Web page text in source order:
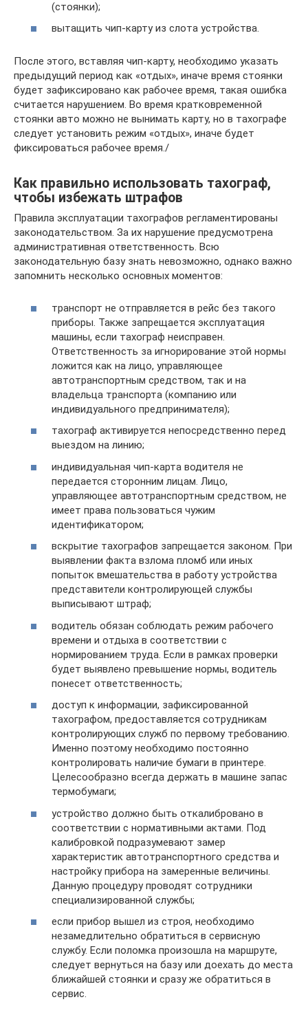
(стоянки);
вытащить чип-карту из слота устройства.
После этого, вставляя чип-карту, необходимо указать
предыдущий период как «отдых», иначе время стоянки
будет зафиксировано как рабочее время, такая ошибка
считается нарушением. Во время кратковременной
стоянки авто можно не вынимать карту, но в тахографе
следует установить режим «отдых», иначе будет
фиксироваться рабочее время./
Как правильно использовать тахограф,
чтобы избежать штрафов
Правила эксплуатации тахографов регламентированы
законодательством. За их нарушение предусмотрена
административная ответственность. Всю
законодательную базу знать невозможно, однако важно
запомнить несколько основных моментов:
транспорт не отправляется в рейс без такого
приборы. Также запрещается эксплуатация
машины, если тахограф неисправен.
Ответственность за игнорирование этой нормы
ложится как на лицо, управляющее
автотранспортным средством, так и на
владельца транспорта (компанию или
индивидуального предпринимателя);
тахограф активируется непосредственно перед
выездом на линию;
индивидуальная чип-карта водителя не
передается сторонним лицам. Лицо,
управляющее автотранспортным средством, не
имеет права пользоваться чужим
идентификатором;
вскрытие тахографов запрещается законом. При
выявлении факта взлома пломб или иных
попыток вмешательства в работу устройства
представители контролирующей службы
выписывают штраф;
водитель обязан соблюдать режим рабочего
времени и отдыха в соответствии с
нормированием труда. Если в рамках проверки
будет выявлено превышение нормы, водитель
понесет ответственность;
доступ к информации, зафиксированной
тахографом, предоставляется сотрудникам
контролирующих служб по первому требованию.
Именно поэтому необходимо постоянно
контролировать наличие бумаги в принтере.
Целесообразно всегда держать в машине запас
термобумаги;
устройство должно быть откалибровано в
соответствии с нормативными актами. Под
калибровкой подразумевают замер
характеристик автотранспортного средства и
настройку прибора на замеренные величины.
Данную процедуру проводят сотрудники
специализированной службы;
если прибор вышел из строя, необходимо
незамедлительно обратиться в сервисную
службу. Если поломка произошла на маршруте,
следует вернуться на базу или доехать до места
ближайшей стоянки и сразу же обратиться в
сервис.